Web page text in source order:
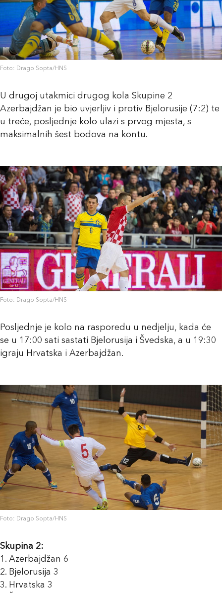
Foto: Drago Sopta/HNS
U drugoj utakmici drugog kola Skupine 2
Azerbajdžan je bio uvjerljiv i protiv Bjelorusije (7:2) te
u treće, posljednje kolo ulazi s prvog mjesta, s
maksimalnih šest bodova na kontu.
Foto: Drago Sopta/HNS
Posljednje je kolo na rasporedu u nedjelju, kada će
se u 17:00 sati sastati Bjelorusija i Švedska, a u 19:30
igraju Hrvatska i Azerbajdžan.
Foto: Drago Sopta/HNS
Skupina 2:
1. Azerbajdžan 6
2. Bjelorusija 3
3. Hrvatska 3